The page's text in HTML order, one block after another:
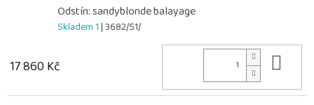
Odstín: sandyblonde balayage
Skladem 1| 3682/51/
17 860 Kč